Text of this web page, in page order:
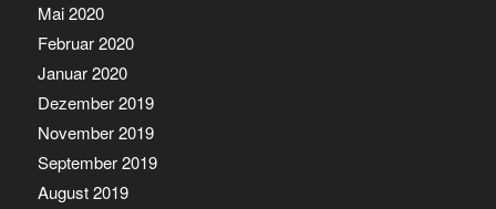
Mai 2020
Februar 2020
Januar 2020
Dezember 2019
November 2019
September 2019
August 2019